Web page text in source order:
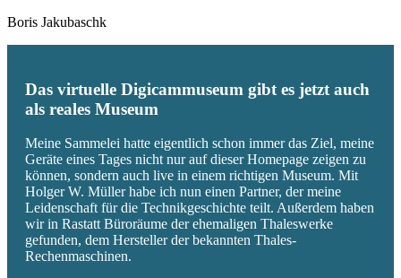
Boris Jakubaschk
Das virtuelle Digicammuseum gibt es jetzt auch
als reales Museum
Meine Sammelei hatte eigentlich schon immer das Ziel, meine
Geräte eines Tages nicht nur auf dieser Homepage zeigen zu
können, sondern auch live in einem richtigen Museum. Mit
Holger W. Müller habe ich nun einen Partner, der meine
Leidenschaft für die Technikgeschichte teilt. Außerdem haben
wir in Rastatt Büroräume der ehemaligen Thaleswerke
gefunden, dem Hersteller der bekannten Thales-
Rechenmaschinen.